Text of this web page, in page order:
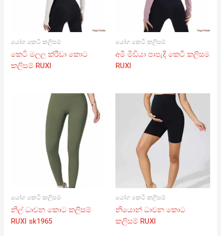
යෝග කෙටි කලිසම්
කෙටි මලල ක්රීඩා කොට
කලිසම් RUXI
යෝග කෙටි කලිසම්
අමි මීඩියා පාපැදි කෙටි කලිසම
RUXI
යෝග කෙටි කලිසම්
නිල් ධාවන කොට කලිසම්
RUXI sk1965
යෝග කෙටි කලිසම්
නියොන් ධාවන කොට
කලිසම් RUXI